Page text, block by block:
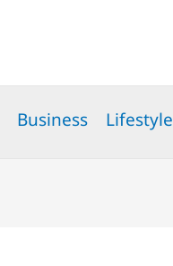
Business Lifestyle